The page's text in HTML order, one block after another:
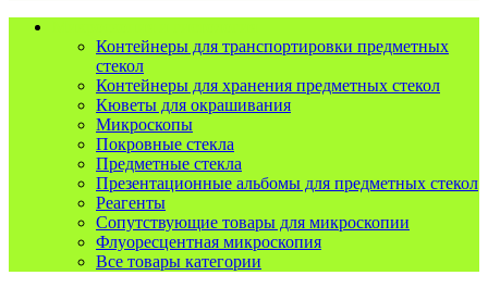
Контейнеры для транспортировки предметных
стекол
Контейнеры для хранения предметных стекол
Кюветы для окрашивания
Микроскопы
Покровные стекла
Предметные стекла
Презентационные альбомы для предметных стекол
Реагенты
Сопутствующие товары для микроскопии
Флуоресцентная микроскопия
Все товары категории